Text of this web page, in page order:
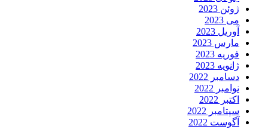
ژوئن 2023
می 2023
آوریل 2023
مارس 2023
فوریه 2023
ژانویه 2023
دسامبر 2022
نوامبر 2022
اکتبر 2022
سپتامبر 2022
آگوست 2022